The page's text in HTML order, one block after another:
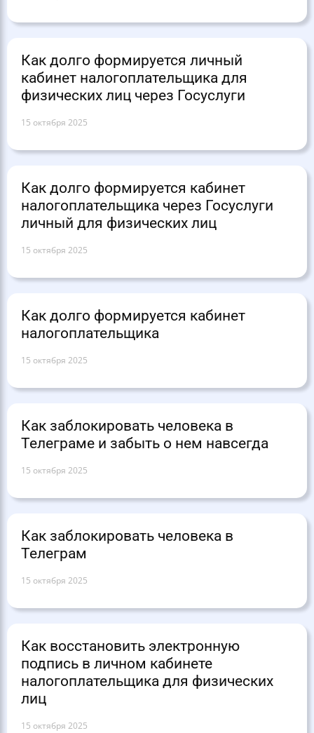
Как долго формируется личный
кабинет налогоплательщика для
физических лиц через Госуслуги
15 октября 2025
Как долго формируется кабинет
налогоплательщика через Госуслуги
личный для физических лиц
15 октября 2025
Как долго формируется кабинет
налогоплательщика
15 октября 2025
Как заблокировать человека в
Телеграме и забыть о нем навсегда
15 октября 2025
Как заблокировать человека в
Телеграм
15 октября 2025
Как восстановить электронную
подпись в личном кабинете
налогоплательщика для физических
лиц
15 октября 2025